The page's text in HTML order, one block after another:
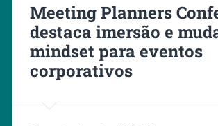
Meeting Planners
destaca imersão e
mindset para eventos
corporativos